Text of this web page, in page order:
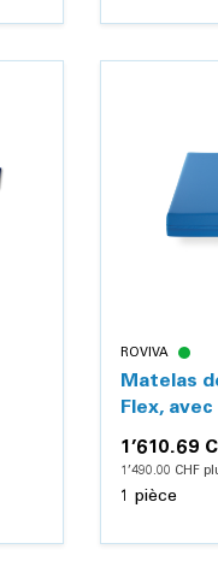
ROVIVA
Matelas
Flex,
1’610.69
1’490.00 CHF
1 pièce